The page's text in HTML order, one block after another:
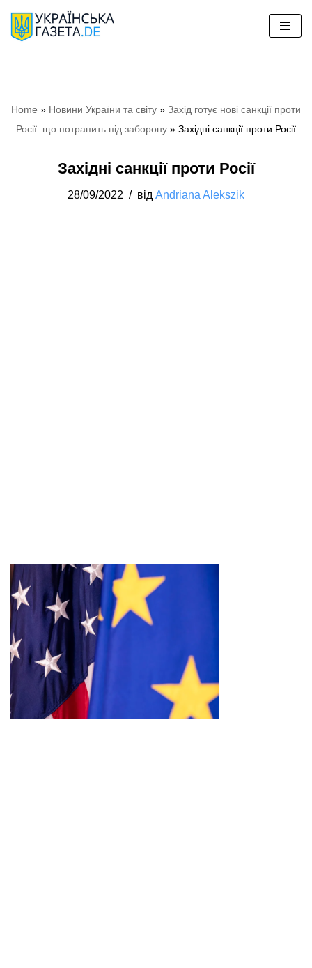
Перейти
Home » Hовини України та світу » Захід готує нові санкції проти
Росії: що потрапить під заборону » Західні санкції проти Росії
Західні санкції проти Росії
28/09/2022 від Andriana Alekszik